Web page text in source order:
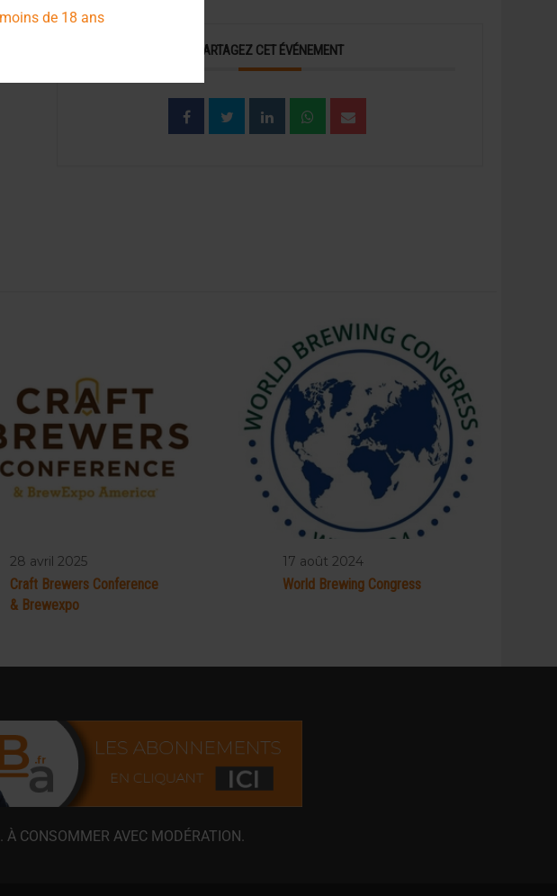
de 18 ans
PARTAGEZ CET ÉVÉNEMENT
28 avril 2025
Craft Brewers Conference
& Brewexpo
17 août 2024
World Brewing Congress
À CONSOMMER AVEC MODÉRATION.